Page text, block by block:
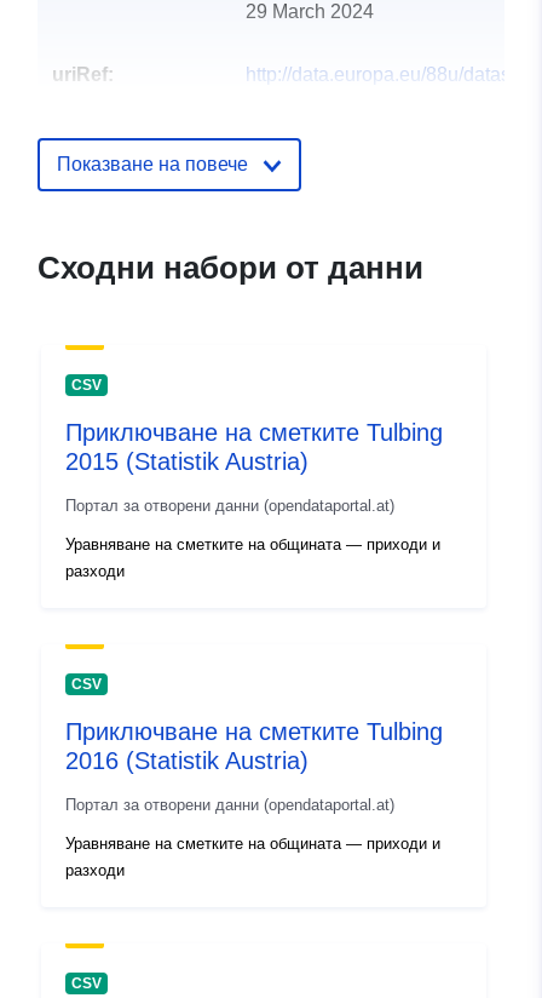
29 March 2024
uriRef:
http://data.europa.eu/88u/
Показване на повече
Сходни набори от данни
CSV
Приключване на сметките Tulbing
2015 (Statistik Austria)
Портал за отворени данни (opendataportal.at)
Уравняване на сметките на общината — приходи и
разходи
CSV
Приключване на сметките Tulbing
2016 (Statistik Austria)
Портал за отворени данни (opendataportal.at)
Уравняване на сметките на общината — приходи и
разходи
CSV